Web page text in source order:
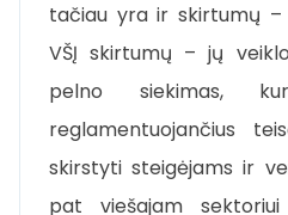
tačiau yra ir skirtumų –
VŠĮ skirtumų – jų
pelno siekimas,
reglamentuojančius
skirstyti steigėjams ir
pat viešajam